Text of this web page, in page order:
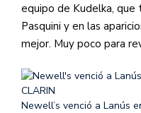
equipo de Kudelka, que
Pasquini y en las
mejor. Muy poco para
Newell’s venció a Lanús